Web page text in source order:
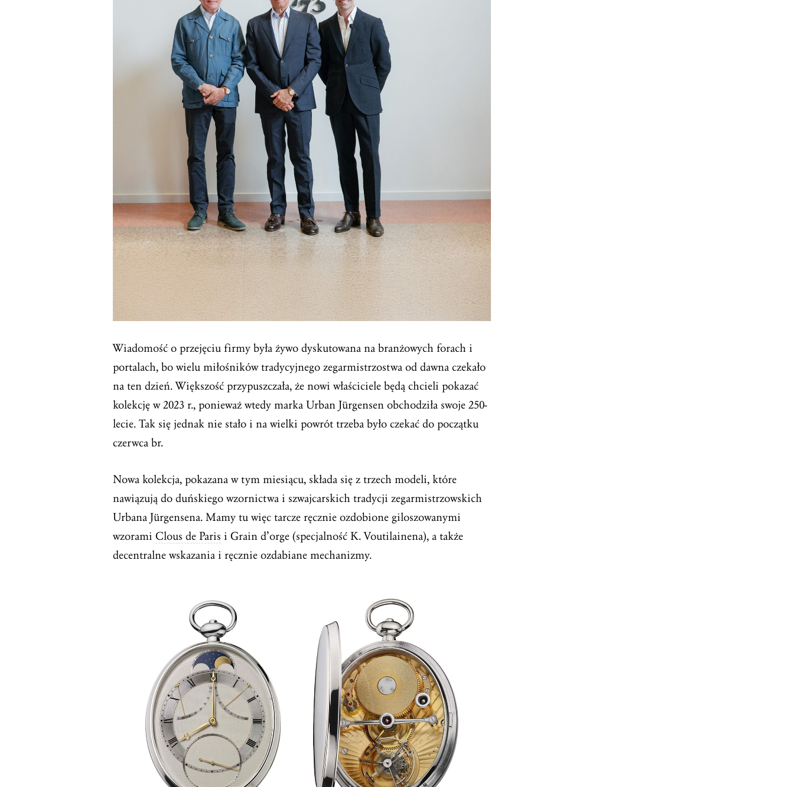
Wiadomość o przejęciu firmy była żywo dyskutowana na branżowych forach i
portalach, bo wielu miłośników tradycyjnego zegarmistrzostwa od dawna czekało
na ten dzień. Większość przypuszczała, że nowi właściciele będą chcieli pokazać
kolekcję w 2023 r., ponieważ wtedy marka Urban Jürgensen obchodziła swoje 250-
lecie. Tak się jednak nie stało i na wielki powrót trzeba było czekać do początku
czerwca br.
Nowa kolekcja, pokazana w tym miesiącu, składa się z trzech modeli, które
nawiązują do duńskiego wzornictwa i szwajcarskich tradycji zegarmistrzowskich
Urbana Jürgensena. Mamy tu więc tarcze ręcznie ozdobione giloszowanymi
wzorami Clous de Paris i Grain d’orge (specjalność K. Voutilainena), a także
decentralne wskazania i ręcznie ozdabiane mechanizmy.